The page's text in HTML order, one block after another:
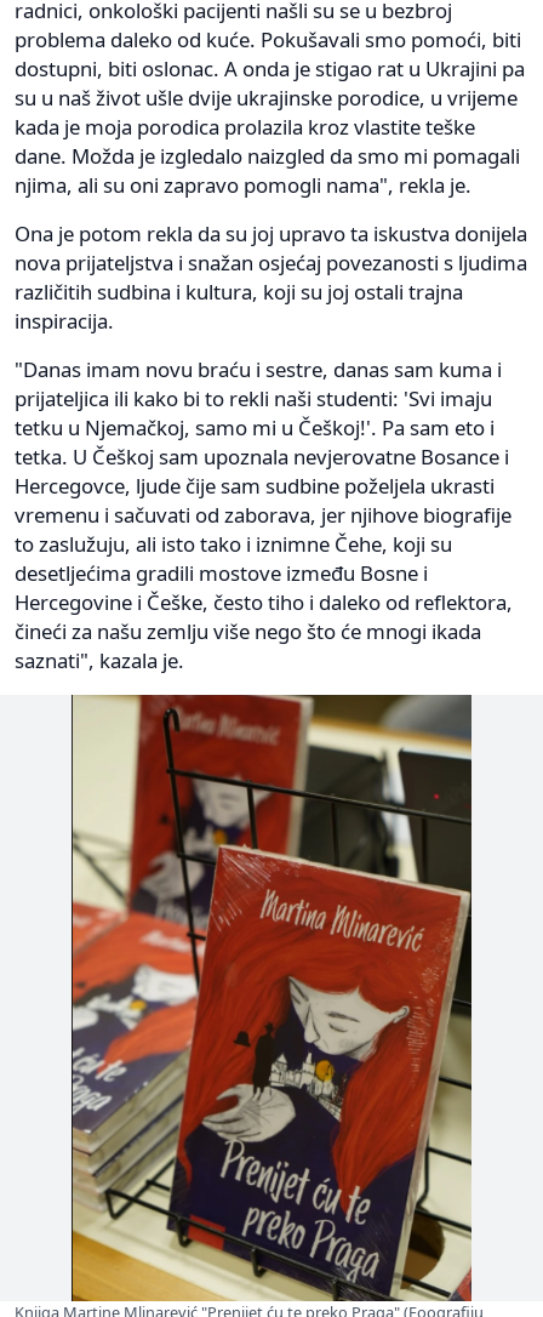
radnici, onkološki pacijenti našli su se u bezbroj
problema daleko od kuće. Pokušavali smo pomoći, biti
dostupni, biti oslonac. A onda je stigao rat u Ukrajini pa
su u naš život ušle dvije ukrajinske porodice, u vrijeme
kada je moja porodica prolazila kroz vlastite teške
dane. Možda je izgledalo naizgled da smo mi pomagali
njima, ali su oni zapravo pomogli nama", rekla je.
Ona je potom rekla da su joj upravo ta iskustva donijela
nova prijateljstva i snažan osjećaj povezanosti s ljudima
različitih sudbina i kultura, koji su joj ostali trajna
inspiracija.
"Danas imam novu braću i sestre, danas sam kuma i
prijateljica ili kako bi to rekli naši studenti: 'Svi imaju
tetku u Njemačkoj, samo mi u Češkoj!'. Pa sam eto i
tetka. U Češkoj sam upoznala nevjerovatne Bosance i
Hercegovce, ljude čije sam sudbine poželjela ukrasti
vremenu i sačuvati od zaborava, jer njihove biografije
to zaslužuju, ali isto tako i iznimne Čehe, koji su
desetljećima gradili mostove između Bosne i
Hercegovine i Češke, često tiho i daleko od reflektora,
čineći za našu zemlju više nego što će mnogi ikada
saznati", kazala je.
Knjiga Martine Mlinarević "Prenijet ću te preko Praga" (Foografiju